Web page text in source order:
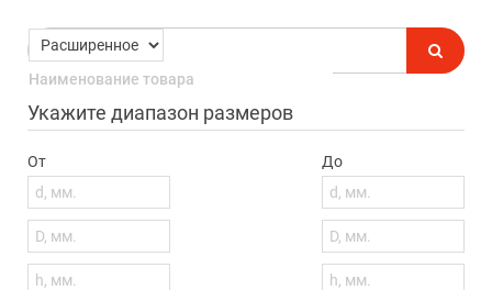
Укажите диапазон размеров
От До